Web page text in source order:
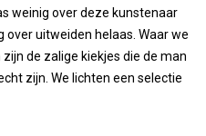
weinig over deze kunstenaar
over uitweiden helaas. Waar we
de zalige kiekjes die de man
zijn. We lichten een selectie